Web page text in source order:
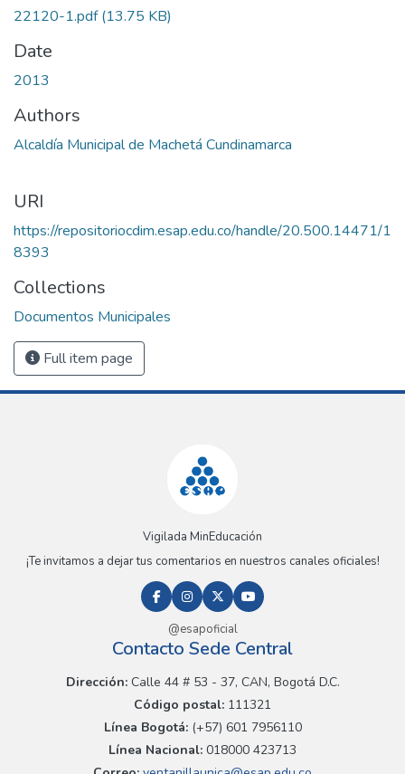
22120-1.pdf(13.75 KB)
Date
2013
Authors
Alcaldía Municipal de Machetá Cundinamarca
URI
https://repositoriocdim.esap.edu.co/handle/20.500.14471/1
8393
Collections
Documentos Municipales
Full item page
Vigilada MinEducación
¡Te invitamos a dejar tus comentarios en nuestros canales oficiales!
@esapoficial
Contacto Sede Central
Dirección:Calle 44 # 53 - 37, CAN, Bogotá D.C.
Código postal: 111321
Línea Bogotá:(+57) 601 7956110
Línea Nacional: 018000 423713